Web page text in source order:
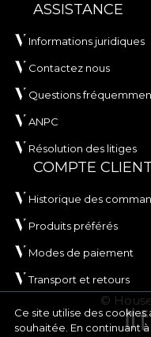
Ce site utilise des
souhaitée. En continuant
ASSISTANCE
Informations juridiques
Contactez nous
Questions
ANPC
Résolution des litiges
COMPTE CLIENT
Historique des
Produits préférés
Modes de paiement
Transport et retours
©